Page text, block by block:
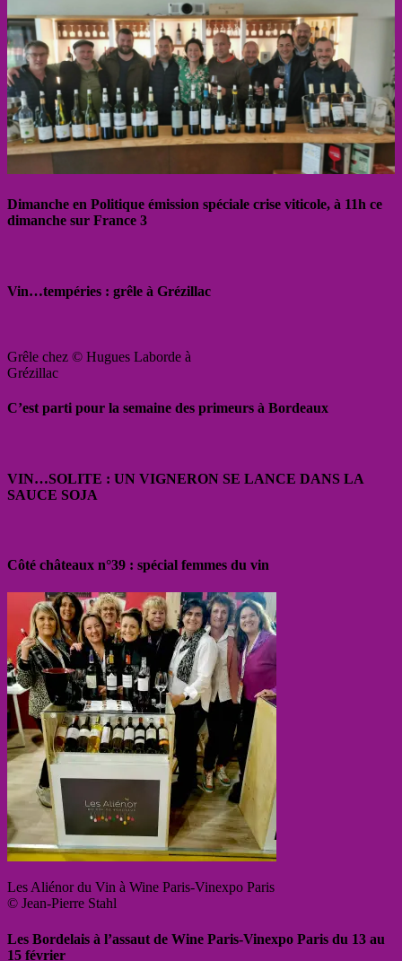
Dimanche en Politique émission spéciale crise viticole, à 11h ce
dimanche sur France 3
Vin…tempéries : grêle à Grézillac
Grêle chez © Hugues Laborde à
Grézillac
C’est parti pour la semaine des primeurs à Bordeaux
VIN…SOLITE : UN VIGNERON SE LANCE DANS LA
SAUCE SOJA
Côté châteaux n°39 : spécial femmes du vin
Les Aliénor du Vin à Wine Paris-Vinexpo Paris
© Jean-Pierre Stahl
Les Bordelais à l’assaut de Wine Paris-Vinexpo Paris du 13 au
15 février